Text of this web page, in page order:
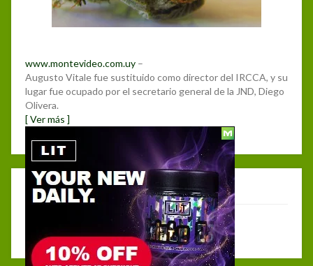
www.montevideo.com.uy –
Augusto Vitale fue sustituido como director del IRCCA, y su
lugar fue ocupado por el secretario general de la JND, Diego
Olivera.
[ Ver más ]
Deja un comentario
para publicar un comentario.